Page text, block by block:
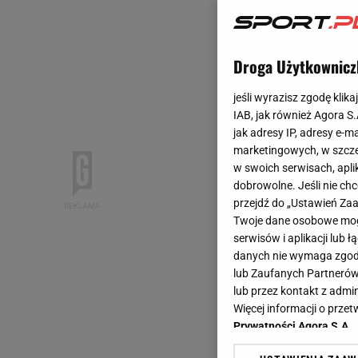
Droga
jeśli wyrazisz zgodę
IAB, jak również Agora
jak adresy IP, adresy e-
marketingowych, w
w swoich serwisach,
dobrowolne. Jeśli nie
przejdź do „Ustawień
Twoje dane osobowe
serwisów i aplikacji lub
danych nie wymaga
lub Zaufanych
lub przez kontakt z
Więcej informacji o
Prywatności Agora S.A.